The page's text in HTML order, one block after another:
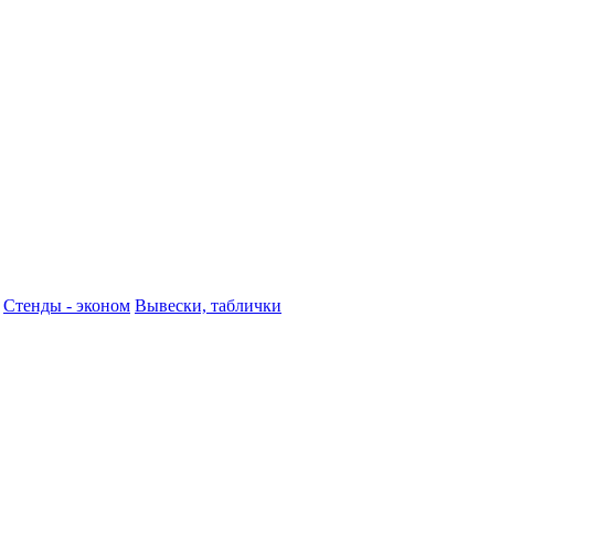
Стенды - эконом Вывески, таблички